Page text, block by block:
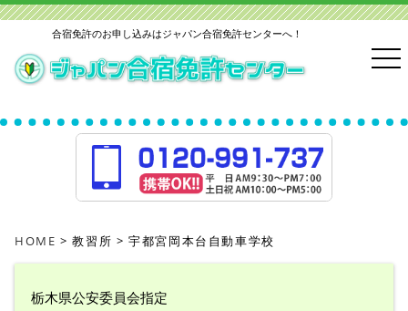
合宿免許のお申し込みはジャパン合宿免許センターへ！
HOME 教習所 宇都宮岡本台自動車学校
栃木県公安委員会指定